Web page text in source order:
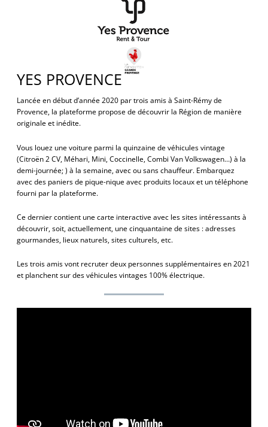
YES PROVENCE
Lancée en début d’année 2020 par trois amis à Saint-Rémy de
Provence, la plateforme propose de découvrir la Région de manière
originale et inédite.
Vous louez une voiture parmi la quinzaine de véhicules vintage
(Citroën 2 CV, Méhari, Mini, Coccinelle, Combi Van Volkswagen…) à la
demi-journée; ) à la semaine, avec ou sans chauffeur. Embarquez
avec des paniers de pique-nique avec produits locaux et un téléphone
fourni par la plateforme.
Ce dernier contient une carte interactive avec les sites intéressants à
découvrir, soit, actuellement, une cinquantaine de sites : adresses
gourmandes, lieux naturels, sites culturels, etc.
Les trois amis vont recruter deux personnes supplémentaires en 2021
et planchent sur des véhicules vintages 100% électrique.